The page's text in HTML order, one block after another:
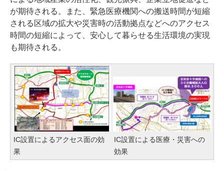
が期待される。また、緊急医療機関への搬送時間が短縮
される区域の拡大や災害時の活動拠点などへのアクセス
時間の短縮によって、安心して暮らせる生活環境の実現
も期待される。
IC設置によるアクセス面の効
果
IC設置による医療・災害への
効果